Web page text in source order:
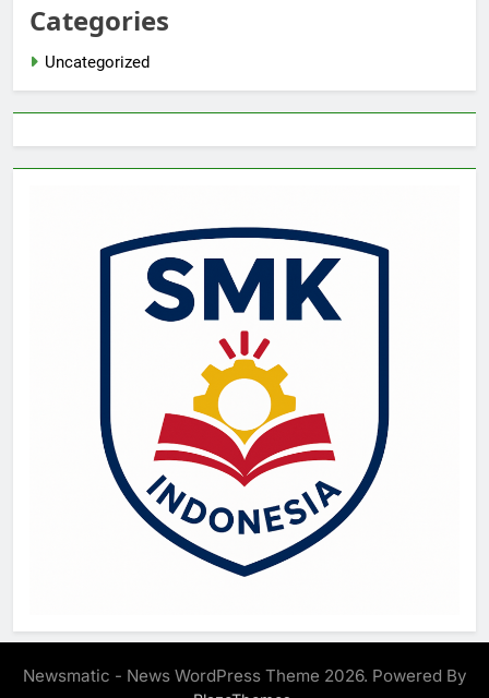
Categories
Uncategorized
Newsmatic - News WordPress Theme 2026. Powered By